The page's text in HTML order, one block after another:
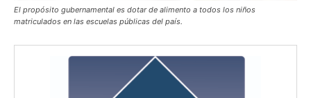
El propósito gubernamental es dotar de alimento a todos los niños
matriculados en las escuelas públicas del país.